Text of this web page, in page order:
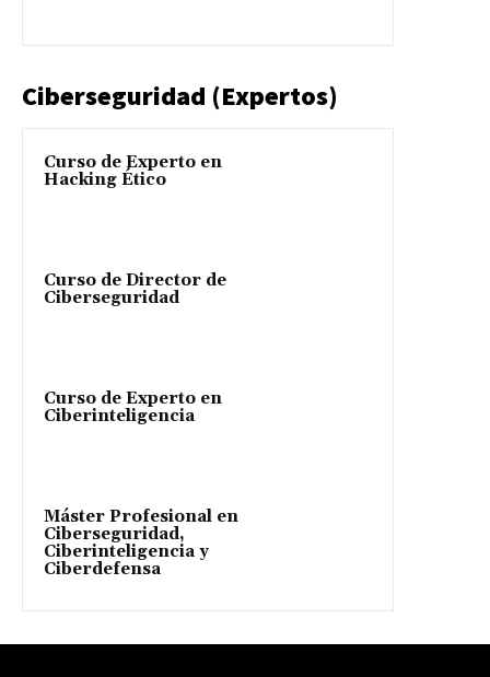
Ciberseguridad (Expertos)
Curso de Experto en
Hacking Ético
Curso de Director de
Ciberseguridad
Curso de Experto en
Ciberinteligencia
Máster Profesional en
Ciberseguridad,
Ciberinteligencia y
Ciberdefensa